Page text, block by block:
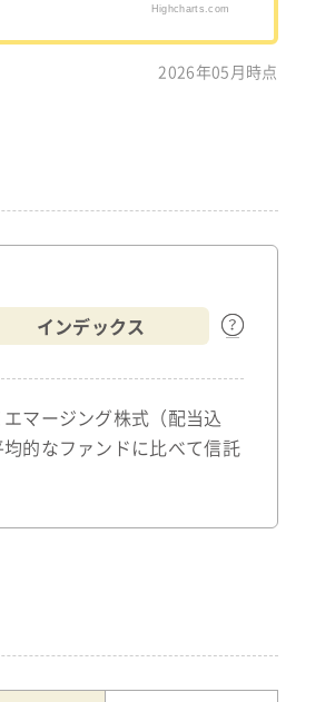
Highcharts.com
2026年05月時点
インデックス
マージング株式（配当込
的なファンドに比べて信託